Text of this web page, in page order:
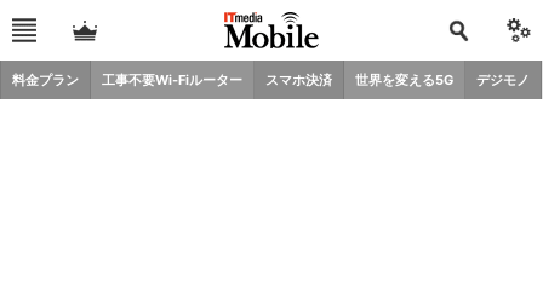
料金プラン 工事不要Wi-Fiルーター スマホ決済 世界を変える5G デジモノ